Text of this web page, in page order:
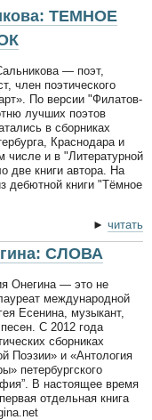
ТЕМНОЕ
— поэт,
член поэтического
По версии "Филатов-
лучших поэтов
в сборниках
Краснодара и
числе и в "Литературной
две книги автора. На
дебютной книги "Тёмное
► читать
СЛОВА
Онегина — это не
международной
Есенина, музыкант,
С 2012 года
сборниках
Поэзии» и «Антология
петербургского
В настоящее время
отдельная книга